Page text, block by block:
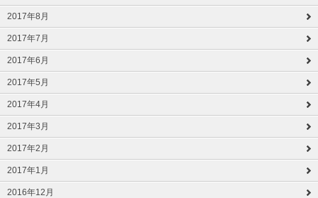
2017年8月
2017年7月
2017年6月
2017年5月
2017年4月
2017年3月
2017年2月
2017年1月
2016年12月